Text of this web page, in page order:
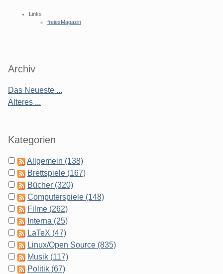
Links
freiesMagazin
Archiv
Das Neueste ...
Älteres ...
Kategorien
Allgemein (138)
Brettspiele (167)
Bücher (320)
Computerspiele (148)
Filme (262)
Interna (25)
LaTeX (47)
Linux/Open Source (835)
Musik (117)
Politik (67)